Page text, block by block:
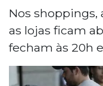
Nos shoppings,
as lojas ficam
fecham às 20h e